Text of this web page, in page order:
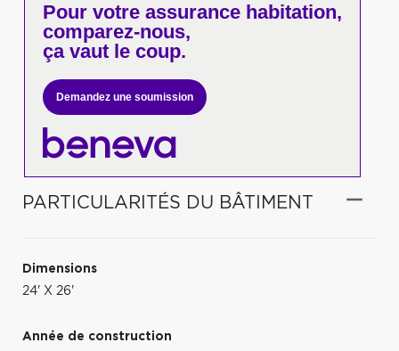
Pour votreassurance habitation,
comparez-nous,
ça vaut le coup.
Demandez une soumission
PARTICULARITÉS DU BÂTIMENT
Dimensions
24' X 26'
Année de construction